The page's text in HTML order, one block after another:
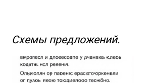
Схемы предложений.